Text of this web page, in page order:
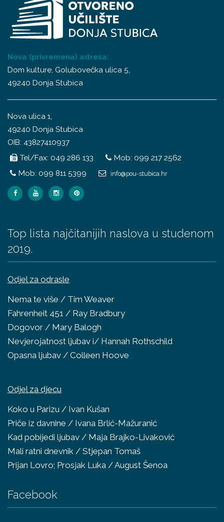
Nova (privremena) adresa:
Dom kulture, Golubovečka ulica 5,
49240 Donja Stubica
Nova ulica 1,
49240 Donja Stubica
OIB: 43827410937
Tel/Fax: 049 286 133
Mob: 099 217 2562
Mob: 099 811 5399
info@pou-stubica.hr
Top lista najčitanijih naslova u studenom
2019.
Odjel za odrasle
Nema te više / Tim Weaver
Fahrenheit 451 / Ray Bradbury
Dogovor / Mary Balogh
Nevjerojatnost ljubav i/ Hannah Rothschild
Opasna ljubav / Colleen Hoove
Odjel za djecu
Koko u Parizu / Ivan Kušan
Priče iz davnine / Ivana Brlić-Mažuranić
Kad pobijedi ljubav / Maja Brajko-Livaković
Mali ratni dnevnik / Stjepan Tomaš
Prijan Lovro; Prosjak Luka / August Šenoa
Facebook